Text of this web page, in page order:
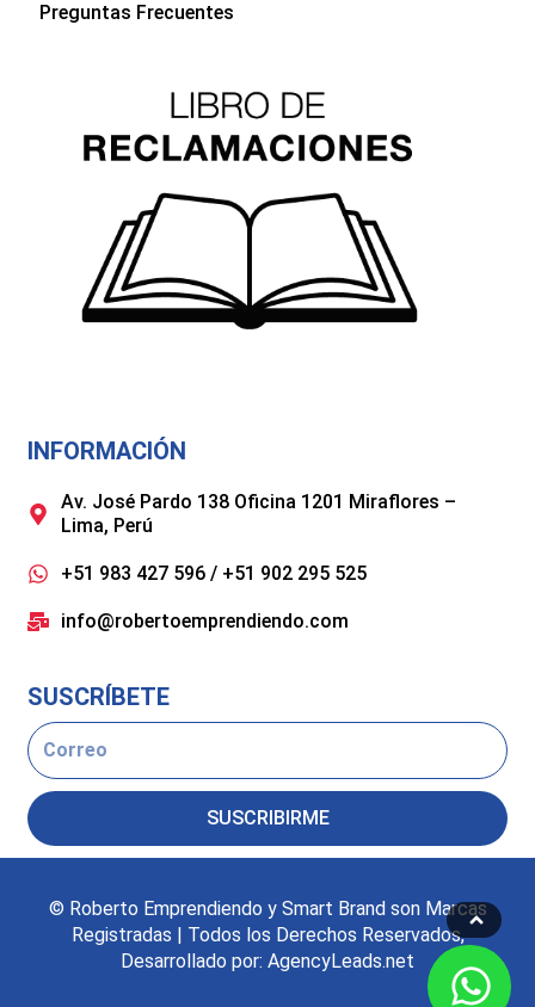
Preguntas Frecuentes
INFORMACIÓN
Av. José Pardo 138 Oficina 1201 Miraflores –
Lima, Perú
+51 983 427 596 / +51 902 295 525
info@robertoemprendiendo.com
SUSCRÍBETE
Email
SUSCRIBIRME
© Roberto Emprendiendo y Smart Brand son Marcas
Registradas | Todos los Derechos Reservados,
Desarrollado por: AgencyLeads.net